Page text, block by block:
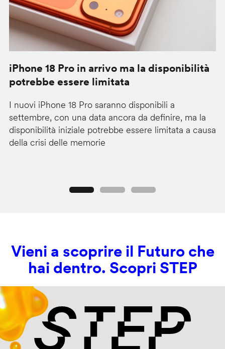
iPhone 18 Pro in arrivo ma la disponibilità
potrebbe essere limitata
I nuovi iPhone 18 Pro saranno disponibili a
settembre, con una data ancora da definire, ma la
disponibilità iniziale potrebbe essere limitata a causa
della crisi delle memorie
Vieni a scoprire il Futuro che
hai dentro. Scopri STEP